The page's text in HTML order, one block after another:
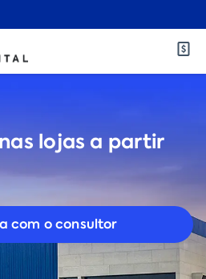
lojas a partir
com o consultor